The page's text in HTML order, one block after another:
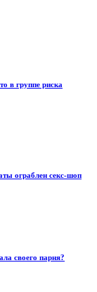
в группе риска
ограблен секс-шоп
своего парня?